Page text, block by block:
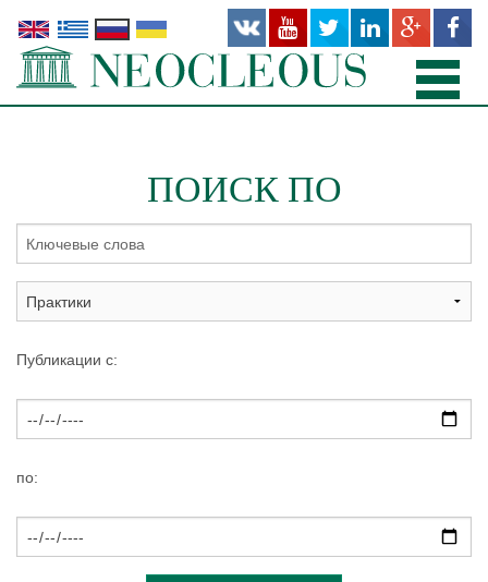
КОМАНДА
ОФИСЫ
ПУБЛИКАЦИИ
ПРОЕКТЫ
КОНТАКТЫ
ПОИСК ПО
Публикации с:
по: